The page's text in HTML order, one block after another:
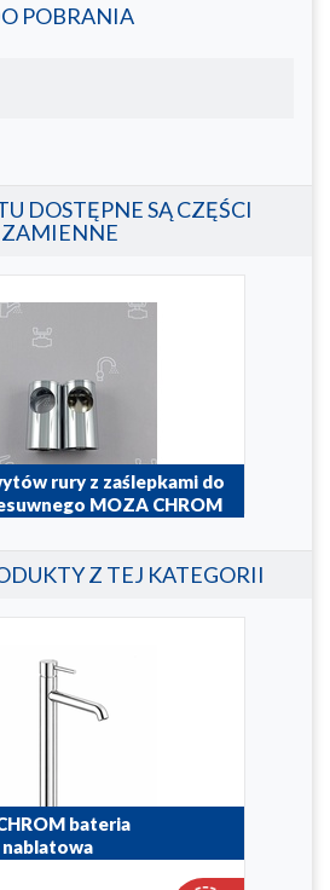
POBRANIA
DOSTĘPNE SĄ CZĘŚCI
ZAMIENNE
rury z zaślepkami do
MOZA CHROM
843-
Z TEJ KATEGORII
bateria